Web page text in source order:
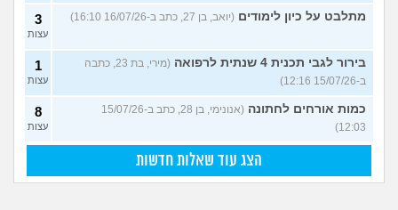
מתלבט על כיון לימודים (יואב, בן 27, כתב ב-16/07/26 16:10) 3
עצות
בירור לגבי תכנית 4 שנתית לרפואה
(מירי, בת 23, כתבה
ב-15/07/26 12:16)
1
עצות
כמות אורחים לחתונה
(אנונימי, בן 28, כתב ב-15/07/26
12:03)
8
עצות
הצג עוד שאלות חדשות